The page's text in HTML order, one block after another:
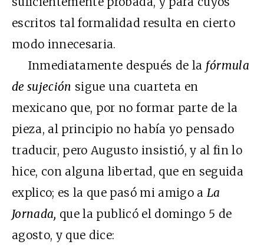
escritos tal formalidad resulta en cierto
modo innecesaria.
Inmediatamente después de la fórmula
de sujeción sigue una cuarteta en
mexicano que, por no formar parte de la
pieza, al principio no había yo pensado
traducir, pero Augusto insistió, y al fin lo
hice, con alguna libertad, que en seguida
explico; es la que pasó mi amigo a La
Jornada, que la publicó el domingo 5 de
agosto, y que dice: